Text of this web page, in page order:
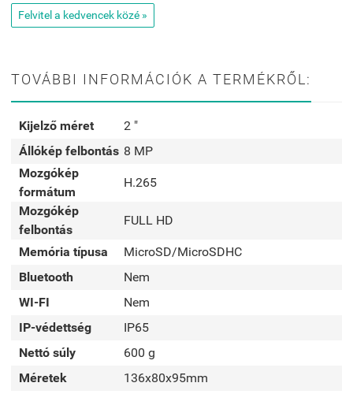
Felvitel a kedvencek közé »
TOVÁBBI INFORMÁCIÓK A TERMÉKRŐL:
Kijelző méret
2 "
Állókép felbontás 8 MP
Mozgókép
formátum
H.265
Mozgókép
felbontás
FULL HD
Memória típusa
MicroSD/MicroSDHC
Bluetooth
Nem
WI-FI
Nem
IP-védettség
IP65
Nettó súly
600 g
Méretek
136x80x95mm